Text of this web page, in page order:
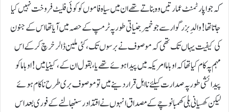
کہ جو اپارٹمنٹ عمارتیں وہ بناتے تھے ان میں سیاہ فاموں کو کوئی فلیٹ فروخت نہیں کیا
جاتا تھا!والدِ بزرگوار سے جو خمیر جنیاتی طور پہ ٹرمپ کے حصہ میں آیا تھااس کے جنون
کی کیفیت یہاں تک تھی کہ موصوف نے برسوں تک، کئی ملین ڈالر خرچ کرکے اس
مہم پہ کام کیا تھا کہ اوباما امریکہ میں پیدا ہوئے تھے یا ، بقول ان کے، کینیا میں !اوباما کو
پیدائشی طور پہ صدارت کیلئے نا اہل قرار دینے میں تو موصوف بری طرح ناکام ہوئے
لیکن کھسیانی بلی کھمبا نوچےکے مصداق انہوں نے اقتدادر سنبھالنے کے فوری بعد اس